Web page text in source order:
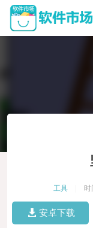
工具
安卓下载